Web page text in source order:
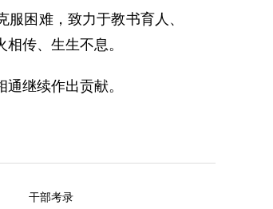
困难，致力于教书育人、
传、生生不息。
继续作出贡献。
干部考录